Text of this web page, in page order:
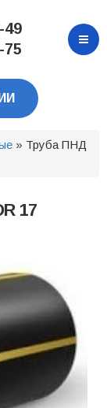
» Труба ПНД
17